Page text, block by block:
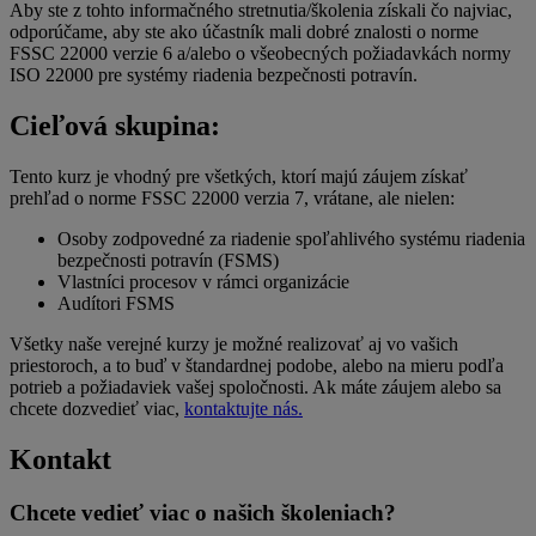
Aby ste z tohto informačného stretnutia/školenia získali čo najviac,
odporúčame, aby ste ako účastník mali dobré znalosti o norme
FSSC 22000 verzie 6 a/alebo o všeobecných požiadavkách normy
ISO 22000 pre systémy riadenia bezpečnosti potravín.
Cieľová skupina:
Tento kurz je vhodný pre všetkých, ktorí majú záujem získať
prehľad o norme FSSC 22000 verzia 7, vrátane, ale nielen:
Osoby zodpovedné za riadenie spoľahlivého systému riadenia
bezpečnosti potravín (FSMS)
Vlastníci procesov v rámci organizácie
Audítori FSMS
Všetky naše verejné kurzy je možné realizovať aj vo vašich
priestoroch, a to buď v štandardnej podobe, alebo na mieru podľa
potrieb a požiadaviek vašej spoločnosti. Ak máte záujem alebo sa
chcete dozvedieť viac, kontaktujte nás.
Kontakt
Chcete vedieť viac o našich školeniach?